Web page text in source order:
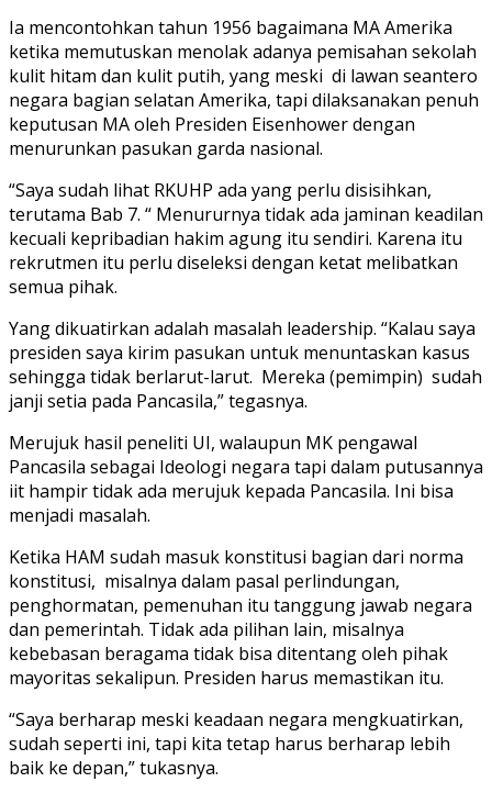
Ia mencontohkan tahun 1956 bagaimana MA Amerika
ketika memutuskan menolak adanya pemisahan sekolah
kulit hitam dan kulit putih, yang meski di lawan seantero
negara bagian selatan Amerika, tapi dilaksanakan penuh
keputusan MA oleh Presiden Eisenhower dengan
menurunkan pasukan garda nasional.
“Saya sudah lihat RKUHP ada yang perlu disisihkan,
terutama Bab 7. “ Menururnya tidak ada jaminan keadilan
kecuali kepribadian hakim agung itu sendiri. Karena itu
rekrutmen itu perlu diseleksi dengan ketat melibatkan
semua pihak.
Yang dikuatirkan adalah masalah leadership. “Kalau saya
presiden saya kirim pasukan untuk menuntaskan kasus
sehingga tidak berlarut-larut. Mereka (pemimpin) sudah
janji setia pada Pancasila,” tegasnya.
Merujuk hasil peneliti UI, walaupun MK pengawal
Pancasila sebagai Ideologi negara tapi dalam putusannya
iit hampir tidak ada merujuk kepada Pancasila. Ini bisa
menjadi masalah.
Ketika HAM sudah masuk konstitusi bagian dari norma
konstitusi, misalnya dalam pasal perlindungan,
penghormatan, pemenuhan itu tanggung jawab negara
dan pemerintah. Tidak ada pilihan lain, misalnya
kebebasan beragama tidak bisa ditentang oleh pihak
mayoritas sekalipun. Presiden harus memastikan itu.
“Saya berharap meski keadaan negara mengkuatirkan,
sudah seperti ini, tapi kita tetap harus berharap lebih
baik ke depan,” tukasnya.